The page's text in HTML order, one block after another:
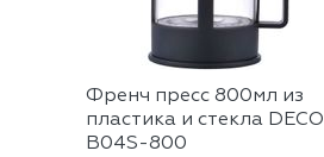
Френч пресс 800мл из
пластика и стекла DECO
B04S-800